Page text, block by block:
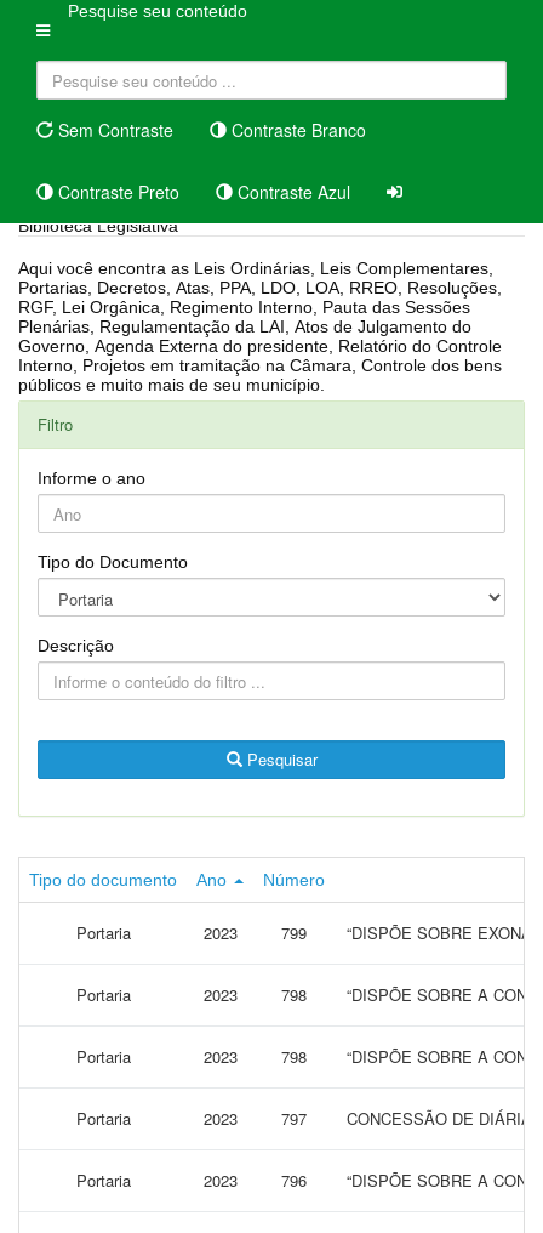
Pesquise seu conteúdo
Sem Contraste Contraste Branco
Contraste Preto Contraste Azul
Biblioteca Legislativa
Aqui você encontra as Leis Ordinárias, Leis Complementares,
Portarias, Decretos, Atas, PPA, LDO, LOA, RREO, Resoluções,
RGF, Lei Orgânica, Regimento Interno, Pauta das Sessões
Plenárias, Regulamentação da LAI, Atos de Julgamento do
Governo, Agenda Externa do presidente, Relatório do Controle
Interno, Projetos em tramitação na Câmara, Controle dos bens
públicos e muito mais de seu município.
Filtro
Informe o ano
Tipo do Documento
Descrição
Pesquisar
Tipo do documento Ano Número
Portaria 2023 799 “DISPÕE SOBRE
Portaria 2023 798 “DISPÕE SOBRE A
Portaria 2023 798 “DISPÕE SOBRE A
Portaria 2023 797 CONCESSÃO DE
Portaria 2023 796 “DISPÕE SOBRE A